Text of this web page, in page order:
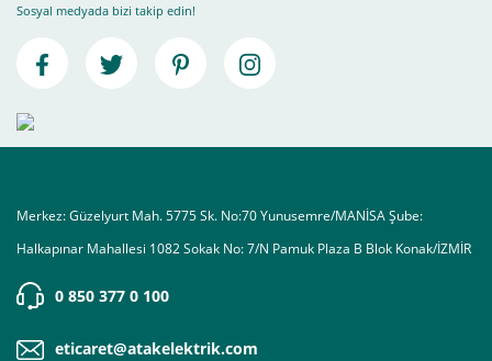
Sosyal medyada bizi takip edin!
Merkez: Güzelyurt Mah. 5775 Sk. No:70 Yunusemre/MANİSA Şube:
Halkapınar Mahallesi 1082 Sokak No: 7/N Pamuk Plaza B Blok Konak/İZMİR
0 850 377 0 100
eticaret@atakelektrik.com